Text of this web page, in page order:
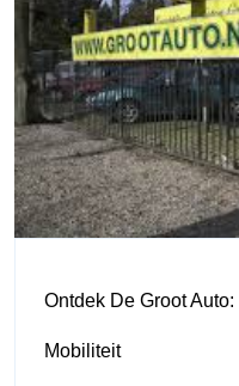
Ontdek De Groot
Mobiliteit